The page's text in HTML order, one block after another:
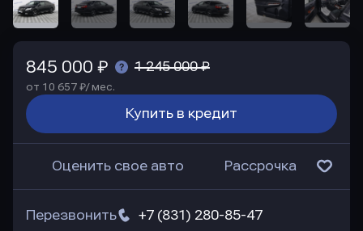
845 000 ₽ 1 245 000 ₽
от 10 657 ₽/ мес.
Купить в кредит
Оценить свое авто Рассрочка
+7 (831) 280-85-47
Перезвонить